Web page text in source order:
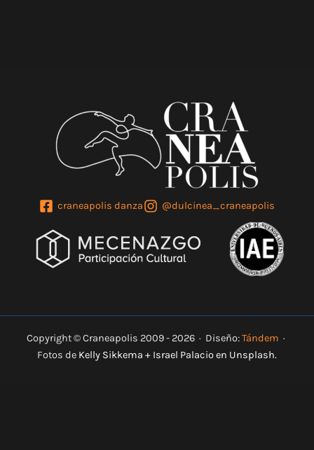
craneapolis danza @dulcinea_craneapolis
Copyright © Craneapolis 2009 - 2026 · Diseño:Tándem ·
Fotos de Kelly Sikkema + Israel Palacioen Unsplash.